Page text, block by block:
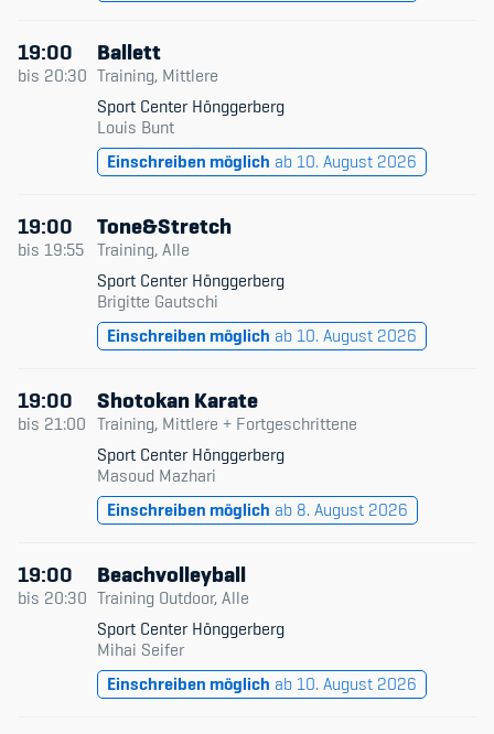
19:00
bis 20:30
Ballett
Training, Mittlere
Sport Center Hönggerberg
Louis Bunt
Einschreiben möglich ab 10. August 2026
19:00
bis 19:55
Tone&Stretch
Training, Alle
Sport Center Hönggerberg
Brigitte Gautschi
Einschreiben möglich ab 10. August 2026
19:00
bis 21:00
Shotokan Karate
Training, Mittlere + Fortgeschrittene
Sport Center Hönggerberg
Masoud Mazhari
Einschreiben möglich ab 8. August 2026
19:00
bis 20:30
Beachvolleyball
Training Outdoor, Alle
Sport Center Hönggerberg
Mihai Seifer
Einschreiben möglich ab 10. August 2026